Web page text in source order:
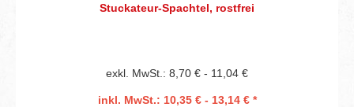
Stuckateur-Spachtel, rostfrei
exkl. MwSt.: 8,70 € - 11,04 €
inkl. MwSt.: 10,35 € - 13,14 € *